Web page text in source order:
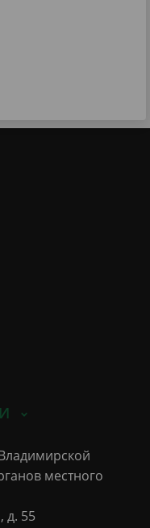
местного
д. 55